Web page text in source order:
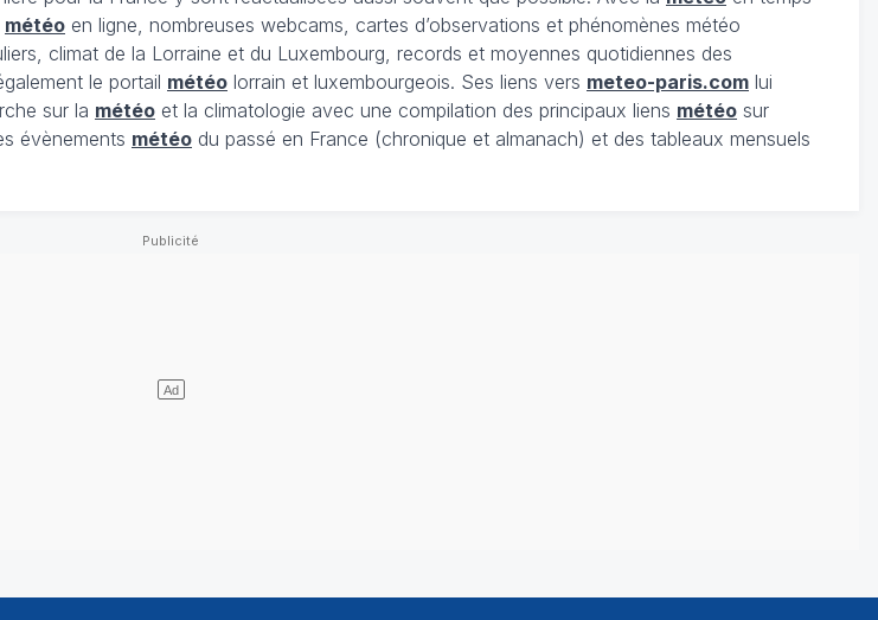
météo en ligne, nombreuses webcams, cartes d’observations et phénomènes météo
climat de la Lorraine et du Luxembourg, records et moyennes quotidiennes des
le portail météo lorrain et luxembourgeois. Ses liens vers meteo-paris.com lui
sur la météo et la climatologie avec une compilation des principaux liens météo sur
évènements météo du passé en France (chronique et almanach) et des tableaux mensuels